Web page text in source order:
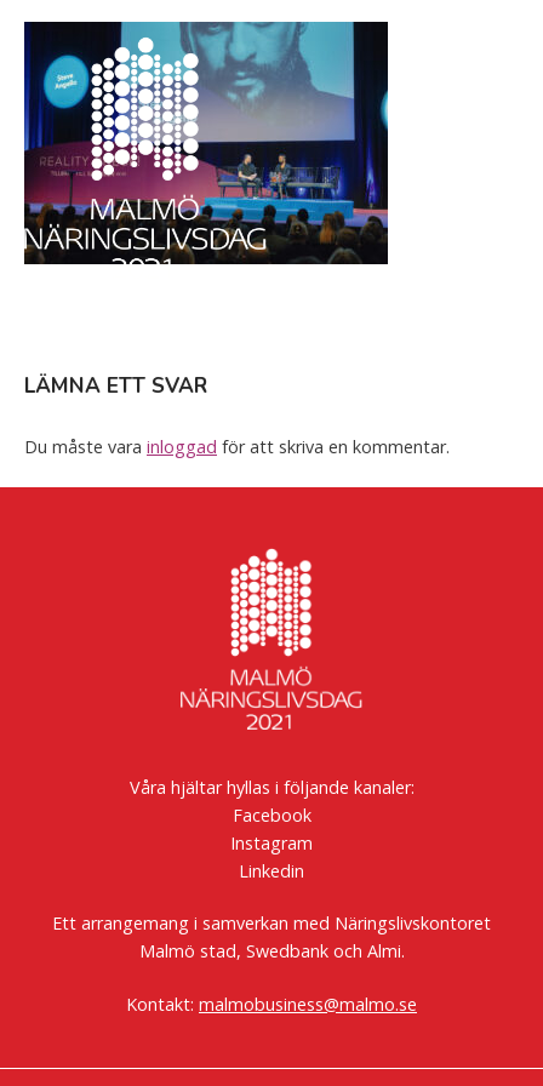
content
LÄMNA ETT SVAR
Du måste vara inloggad för att skriva en kommentar.
Våra hjältar hyllas i följande kanaler:
Facebook
Instagram
Linkedin
Ett arrangemang i samverkan med Näringslivskontoret
Malmö stad, Swedbank och Almi.
Kontakt: malmobusiness@malmo.se